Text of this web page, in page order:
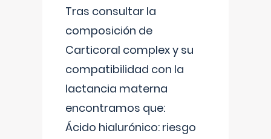
Tras consultar la
composición de
Carticoral complex y su
compatibilidad con la
lactancia materna
encontramos que:
Ácido hialurónico: riesgo